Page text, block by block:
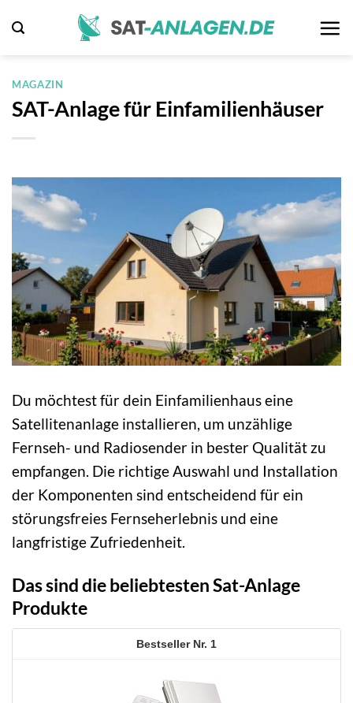
Inhalt
MAGAZIN
SAT-Anlage für Einfamilienhäuser
Du möchtest für dein Einfamilienhaus eine
Satellitenanlage installieren, um unzählige
Fernseh- und Radiosender in bester Qualität zu
empfangen. Die richtige Auswahl und Installation
der Komponenten sind entscheidend für ein
störungsfreies Fernseherlebnis und eine
langfristige Zufriedenheit.
Das sind die beliebtesten Sat-Anlage
Produkte
1